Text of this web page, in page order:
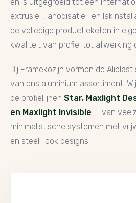
extrusie-, anodisatie- en
de volledige productieketen in
kwaliteit van profiel tot afwerking
Bij Framekozijn vormen de
van ons aluminium assortiment.
de profiellijnen Star, Maxlight
en Maxlight Invisible — van
minimalistische systemen met
en steel-look designs.